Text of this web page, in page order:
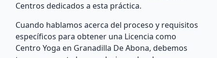
Centros dedicados a esta práctica.
Cuando hablamos acerca del proceso y requisitos
específicos para obtener una Licencia como
Centro Yoga en Granadilla De Abona, debemos